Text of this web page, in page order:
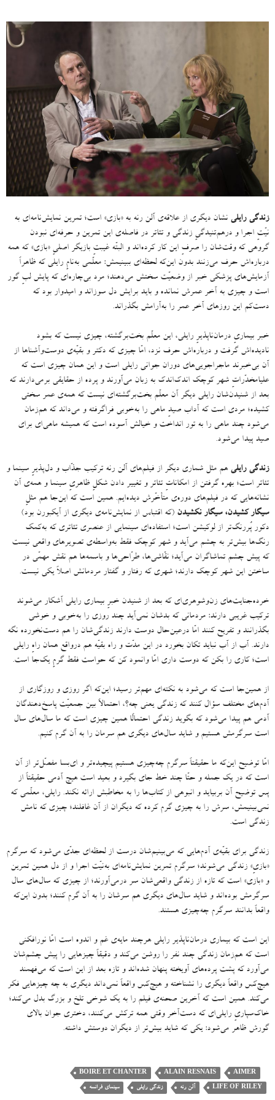
زندگی رایلی نشان دیگری از علاقه‌ی آلن رنه به«بازی» است؛ تمرین نمایش‌نامه‌ای به
نیّتِ اجرا و درهم‌تنیدگیِ زندگی و تئاتر در فاصله‌ی این تمرین و حرفه‌ای نبودن
گروهی که وقت‌شان را صرفِ این کار کرده‌اند و البتّه غیبتِ بازیگر اصلیِ«بازی» که همه
درباره‌اش حرف می‌زنند بدون این‌که لحظه‌ای ببینیمش: معلّمی به‌نامِ رایلی که ظاهراً
آزمایش‌های پزشکی خبر از وضعیّت سختش می‌دهند؛ مرد بی‌چاره‌ای که پایش لبِ گور
است و چیزی به آخر عمرش نمانده و باید برایش دل سوزاند و امیدوار بود که
دست‌کم این روزهای آخر عمر را به‌آرامش بگذراند.
خبر بیماریِ درمان‌ناپذیرِ رایلی، این معلّم بخت‌برگشته، چیزی نیست که بشود
نادیده‌اش گرفت و درباره‌اش حرف نزد، امّا چیزی که دکتر و بقیّه‌ی دوست‌وآشناها از
آن بی‌خبرند ماجراجویی‌های دوران جوانی رایلی است و این همان چیزی است که
علیامخدّراتِ شهر کوچک اندک‌اندک به زبان می‌آورند و پرده از حقایقی برمی‌دارند که
بعد از شنیدن‌شان رایلی دیگر آن معلّم بخت‌برگشته‌ای نیست که همه‌ی عمر سختی
کشیده؛ مردی است که آداب صیدِ ماهی‌ را به‌خوبی فراگرفته و می‌داند که هم‌زمان
می‌شود چند ماهی را به تور انداخت و خیالش آسوده است که همیشه ماهی‌ای برای
صید پیدا می‌شود.
زندگی رایلی هم مثل شماری دیگر از فیلم‌های آلن رنه ترکیب جذّاب و دل‌پذیرِ سینما و
تئاتر است؛ بهره گرفتن از امکاناتِ تئاتر و تغییر دادن شکلِ ظاهریِ سینما و همه‌ی آن
نشانه‌هایی که در فیلم‌های دوره‌ی متأخّرش دیده‌ایم.همین است که این‌جا هم مثلِ
سیگار کشیدن، سیگار نکشیدن (که اقتباس از نمایش‌نامه‌ی دیگری از آیکبورن بود)
دکور پُررنگ‌تر از لوکیشن است؛ استفاده‌ای سینمایی از عنصری تئاتری که به‌کمک
رنگ‌ها بیش‌تر به چشم می‌آید و شهر کوچک فقط به‌واسطه‌ی تصویرهای واقعی نیست
که پیش چشم تماشاگران می‌آید؛ نقّاشی‌ها، طرّاحی‌ها و باسمه‌ها هم نقش مهمّی در
ساختن این شهر کوچک دارند؛ شهری که رفتار و گفتار مردمانش اصلاً یکی نیست.
خرده‌جنایت‌های زن‌وشوهری‌ای که بعد از شنیدن خبرِ بیماری رایلی آشکار می‌شوند
ترکیب غریبی دارند: مردمانی که بدشان نمی‌آید چند روزی را به‌خوبی و خوشی
بگذرانند و تفریح کنند امّا درعین‌حال دوست دارند زندگی‌شان را هم دست‌نخورده نگه
دارند. آب از آب نباید تکان بخورد در این مدّت و راه بقیّه هم درواقع همان راهِ رایلی
است؛ کاری را بکن که دوست داری امّا وانمود کن که حواست فقط گرمِ یک‌جا است.
از همین‌جا است که می‌شود به نکته‌‌ای مهم‌تر رسید؛ این‌که اگر روزی و روزگاری از
آدم‌های مختلف سؤال کنند که زندگی یعنی چه؟، احتمالاً بین جمعیّت پاسخ‌دهندگان
آدمی هم پیدا می‌شود که بگوید زندگی احتمالًا همین چیزی است که ما سال‌های سال
است سرگرمش هستیم و شاید سال‌های دیگری هم سرمان را به آن گرم کنیم.
امّا توضیح این‌که ما حقیقتاً سرگرم چه‌چیزی هستیم پیچیده‌تر و ای‌بسا مفصّل‌تر از آن
است که در یک جمله و حتّا چند خط جای بگیرد و بعید است هیچ آدمی حقیقتاً از
پس توضیح آن بربیاید و انبوهی از کتاب‌ها را به مخاطبش ارائه نکند. رایلی، معلّمی که
نمی‌بینیمش، سرش را به چیزی گرم کرده که دیگران از آن غافلند؛ چیزی که نامش
زندگی است.
زندگی برای بقیّه‌ی آدم‌هایی که می‌بینیم‌شان درست از لحظه‌ای جدّی می‌شود که سرگرم
«بازیِ» زندگی می‌شوند؛ سرگرم تمرین نمایش‌نامه‌ای به‌نیّت اجرا و از دل همین تمرین‌
و«بازی» است که تازه از زندگی واقعی‌شان سر درمی‌آورند؛ از چیزی که سال‌‌های سال
سرگرمش بوده‌اند و شاید سال‌های دیگری هم سرشان را به آن گرم کنند؛ بدون این‌که
واقعاً بدانند سرگرم چه‌چیزی هستند.
این است که بیماری درمان‌ناپذیر رایلی هرچند مایه‌ی غم و اندوه است امّا نورافکنی
است که هم‌زمان زندگی چند نفر را روشن می‌کند و دقیقاً چیزهایی را پیش چشم‌شان
می‌آورد که پشت پرده‌های آویخته پنهان شده‌اند و تازه بعد از این است که می‌فهمند
هیچ‌کس واقعاً دیگری را نشناخته و هیچ‌کس واقعاً نمی‌داند دیگری به چه چیزهایی فکر
می‌کند.همین است که آخرین صحنه‌ی فیلم را به یک شوخی تلخ و بزرگ بدل می‌کند؛
خاک‌سپاریِ رایلی‌ای که دست‌آخر وقتی همه ترکش می‌کنند، دختری جوان بالای
گورش ظاهر می‌شود:یکی که شاید بیش‌تر از دیگران دوستش داشته.
AIMER
ALAIN RESNAIS
BOIRE ET CHANTER
LIFE OF RILEY آلن رنه زندگی رایلی سینمای فرانسه